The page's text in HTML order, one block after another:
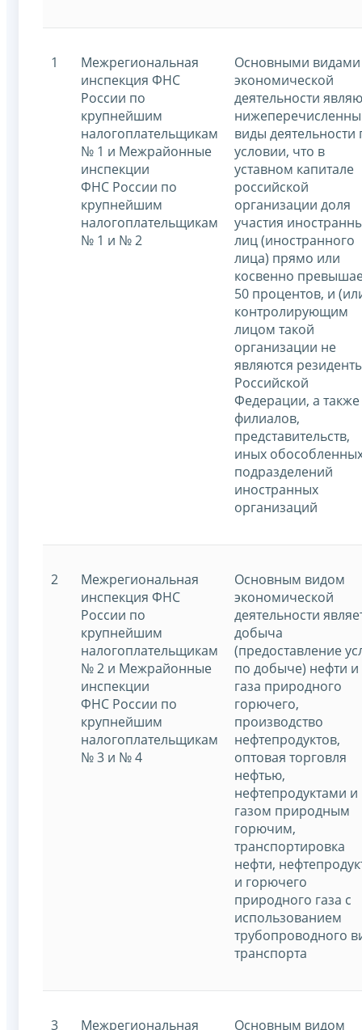
1
Межрегиональная
инспекция ФНС
России по
крупнейшим
налогоплательщикам
№ 1 и Межрайонные
инспекции
ФНС России по
крупнейшим
налогоплательщикам
№ 1 и № 2
Основными видами
экономической
деятельности
виды деятельности
условии, что в
уставном капитале
российской
организации доля
участия
лиц (иностранного
лица) прямо или
косвенно
50 процентов, и
контролирующим
лицом такой
организации не
являются
Российской
Федерации, а также
филиалов,
представительств,
иных
подразделений
иностранных
организаций
2
Межрегиональная
инспекция ФНС
России по
крупнейшим
налогоплательщикам
№ 2 и Межрайонные
инспекции
ФНС России по
крупнейшим
налогоплательщикам
№ 3 и № 4
Основным видом
экономической
деятельности
добыча
(предоставление
по добыче) нефти и
газа природного
горючего,
производство
нефтепродуктов,
оптовая торговля
нефтью,
нефтепродуктами и
газом природным
горючим,
транспортировка
нефти,
и горючего
природного газа с
использованием
трубопроводного
транспорта
3 Межрегиональная Основным видом